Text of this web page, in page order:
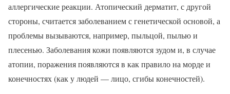
аллергические реакции. Атопический дерматит, с другой
стороны, считается заболеванием с генетической основой, а
проблемы вызываются, например, пыльцой, пылью и
плесенью. Заболевания кожи появляются зудом и, в случае
атопии, поражения появляются в как правило на морде и
конечностях (как у людей — лицо, сгибы конечностей).